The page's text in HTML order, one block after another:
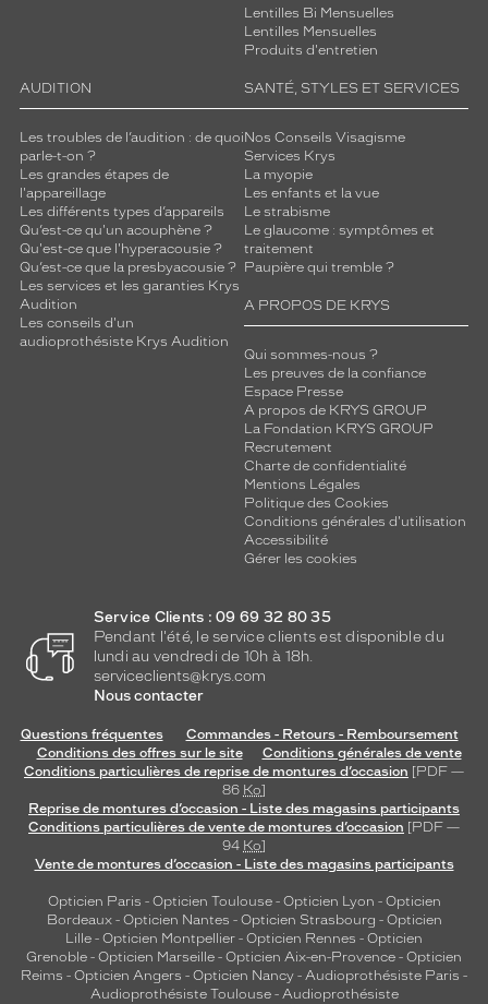
Lentilles Bi Mensuelles
Lentilles Mensuelles
Produits d'entretien
AUDITION
Les troubles de l’audition : de quoi
parle-t-on ?
Les grandes étapes de
l'appareillage
Les différents types d’appareils
Qu’est-ce qu'un acouphène ?
Qu'est-ce que l'hyperacousie ?
Qu’est-ce que la presbyacousie ?
Les services et les garanties Krys
Audition
Les conseils d'un
audioprothésiste Krys Audition
SANTÉ, STYLES ET SERVICES
Nos Conseils Visagisme
Services Krys
La myopie
Les enfants et la vue
Le strabisme
Le glaucome : symptômes et
traitement
Paupière qui tremble ?
A PROPOS DE KRYS
Qui sommes-nous ?
Les preuves de la confiance
Espace Presse
A propos de KRYS GROUP
La Fondation KRYS GROUP
Recrutement
Charte de confidentialité
Mentions Légales
Politique des Cookies
Conditions générales d'utilisation
Accessibilité
Gérer les cookies
Service Clients : 09 69 32 80 35
Pendant l'été, le service clients est disponible du
lundi au vendredi de 10h à 18h.
serviceclients@krys.com
Nous contacter
Questions fréquentes
Commandes - Retours - Remboursement
Conditions des offres sur le site
Conditions générales de vente
Conditions particulières de reprise de montures d’occasion [PDF —
86 Ko]
Reprise de montures d’occasion - Liste des magasins participants
Conditions particulières de vente de montures d’occasion [PDF —
94 Ko]
Vente de montures d’occasion - Liste des magasins participants
Opticien Paris - Opticien Toulouse- Opticien Lyon - Opticien
Bordeaux- Opticien Nantes - Opticien Strasbourg - Opticien
Lille - Opticien Montpellier - Opticien Rennes - Opticien
Grenoble - Opticien Marseille - Opticien Aix-en-Provence - Opticien
Reims - Opticien Angers - Opticien Nancy - Audioprothésiste Paris -
Audioprothésiste Toulouse- Audioprothésiste